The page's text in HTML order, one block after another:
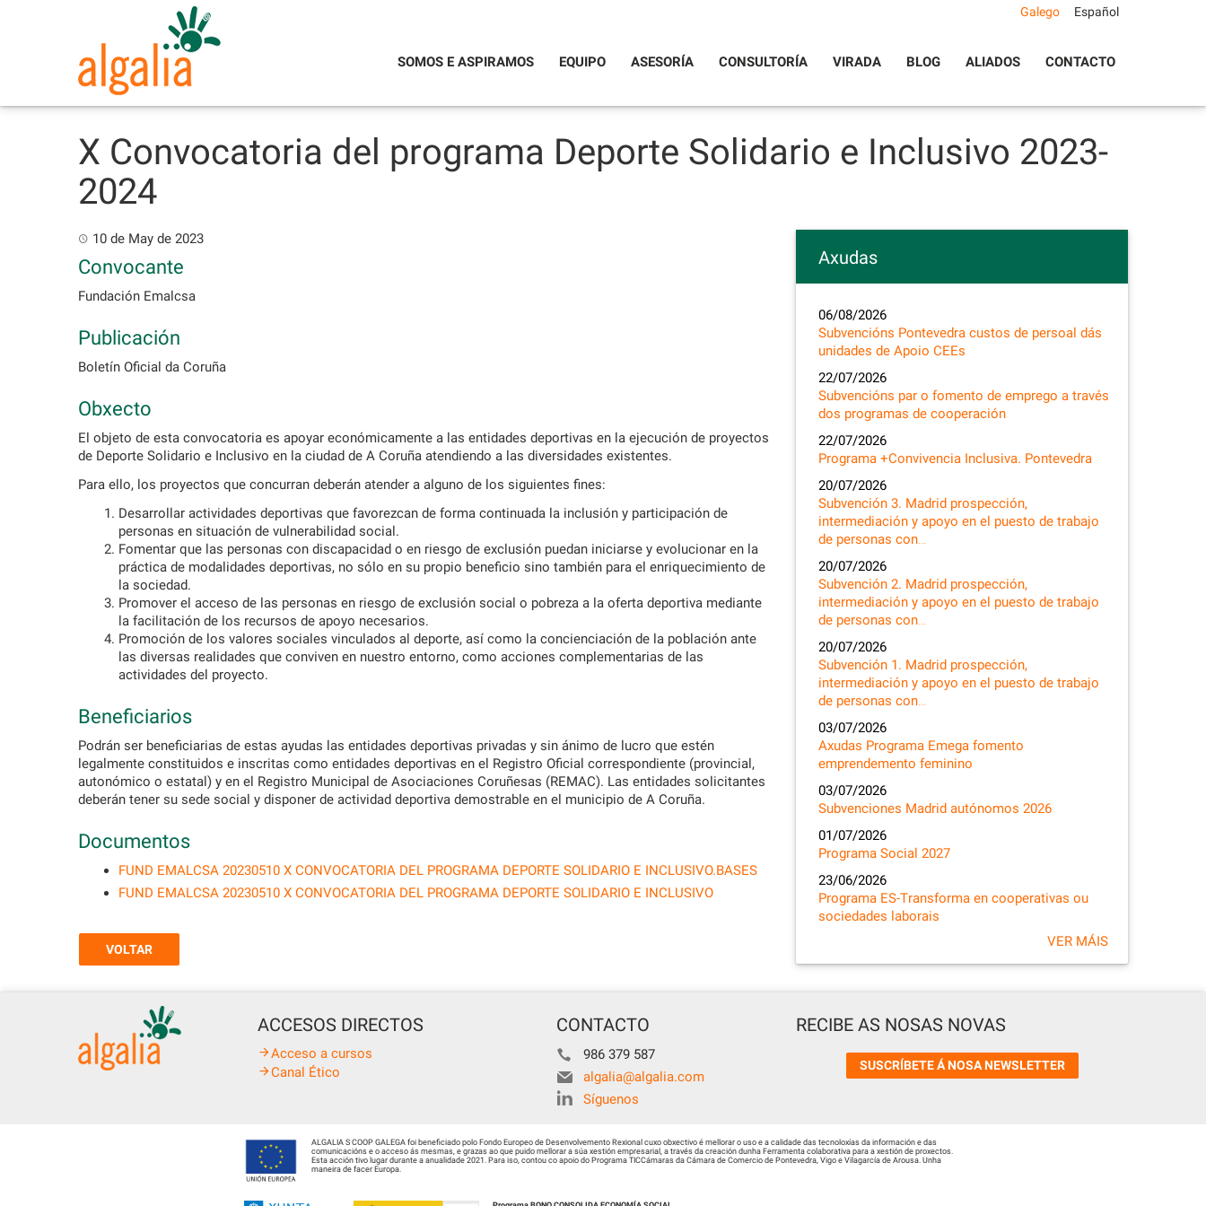
SOMOS E ASPIRAMOS
EQUIPO ASESORÍA CONSULTORÍA VIRADA BLOG ALIADOS CONTACTO
Galego Español
X Convocatoria del programa Deporte Solidario e Inclusivo 2023-
2024
10 de May de 2023
Convocante
Fundación Emalcsa
Publicación
Boletín Oficial da Coruña
Obxecto
El objeto de esta convocatoria es apoyar económicamente a las entidades deportivas en la ejecución de proyectos
de Deporte Solidario e Inclusivo en la ciudad de A Coruña atendiendo a las diversidades existentes.
Para ello, los proyectos que concurran deberán atender a alguno de los siguientes fines:
Desarrollar actividades deportivas que favorezcan de forma continuada la inclusión y participación de
personas en situación de vulnerabilidad social.
Fomentar que las personas con discapacidad o en riesgo de exclusión puedan iniciarse y evolucionar en la
práctica de modalidades deportivas, no sólo en su propio beneficio sino también para el enriquecimiento de
la sociedad.
Promover el acceso de las personas en riesgo de exclusión social o pobreza a la oferta deportiva mediante
la facilitación de los recursos de apoyo necesarios.
Promoción de los valores sociales vinculados al deporte, así como la concienciación de la población ante
las diversas realidades que conviven en nuestro entorno, como acciones complementarias de las
actividades del proyecto.
Beneficiarios
Podrán ser beneficiarias de estas ayudas las entidades deportivas privadas y sin ánimo de lucro que estén
legalmente constituidos e inscritas como entidades deportivas en el Registro Oficial correspondiente (provincial,
autonómico o estatal) y en el Registro Municipal de Asociaciones Coruñesas (REMAC). Las entidades solicitantes
deberán tener su sede social y disponer de actividad deportiva demostrable en el municipio de A Coruña.
Documentos
FUND EMALCSA 20230510 X CONVOCATORIA DEL PROGRAMA DEPORTE SOLIDARIO E INCLUSIVO.BASES
FUND EMALCSA 20230510 X CONVOCATORIA DEL PROGRAMA DEPORTE SOLIDARIO E INCLUSIVO
VOLTAR
Axudas
06/08/2026
Subvencións Pontevedra custos de persoal dás
unidades de Apoio CEEs
22/07/2026
Subvencións par o fomento de emprego a través
dos programas de cooperación
22/07/2026
Programa +Convivencia Inclusiva. Pontevedra
20/07/2026
Subvención 3. Madrid prospección,
intermediación y apoyo en el puesto de trabajo
de personas con…
20/07/2026
Subvención 2. Madrid prospección,
intermediación y apoyo en el puesto de trabajo
de personas con…
20/07/2026
Subvención 1. Madrid prospección,
intermediación y apoyo en el puesto de trabajo
de personas con…
03/07/2026
Axudas Programa Emega fomento
emprendemento feminino
03/07/2026
Subvenciones Madrid autónomos 2026
01/07/2026
Programa Social 2027
23/06/2026
Programa ES-Transforma en cooperativas ou
sociedades laborais
VER MÁIS
ACCESOS DIRECTOS
Acceso a cursos
Canal Ético
CONTACTO
986 379 587
algalia@algalia.com
Síguenos
RECIBE AS NOSAS NOVAS
SUSCRÍBETE Á NOSA NEWSLETTER
ALGALIA S COOP GALEGA foi beneficiado polo Fondo Europeo de Desenvolvemento Rexional cuxo obxectivo é mellorar o uso e a calidade das tecnoloxías da información e das
comunicacións e o acceso ás mesmas, e grazas ao que puido mellorar a súa xestión empresarial, a través da creación dunha Ferramenta colaborativa para a xestión de proxectos.
Esta acción tivo lugar durante a anualidade 2021. Para iso, contou co apoio do Programa TICCámaras da Cámara de Comercio de Pontevedra, Vigo e Vilagarcía de Arousa. Unha
maneira de facer Europa.